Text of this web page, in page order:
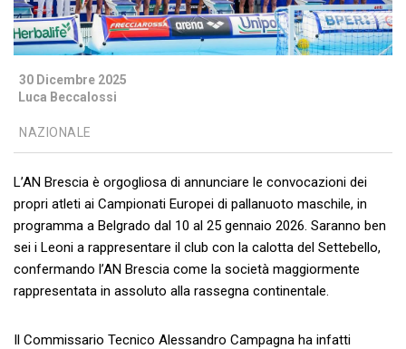
30 Dicembre 2025
Luca Beccalossi
NAZIONALE
L’AN Brescia è orgogliosa di annunciare le convocazioni dei
propri atleti ai Campionati Europei di pallanuoto maschile, in
programma a Belgrado dal 10 al 25 gennaio 2026. Saranno ben
sei i Leoni a rappresentare il club con la calotta del Settebello,
confermando l’AN Brescia come la società maggiormente
rappresentata in assoluto alla rassegna continentale.
Il Commissario Tecnico Alessandro Campagna ha infatti